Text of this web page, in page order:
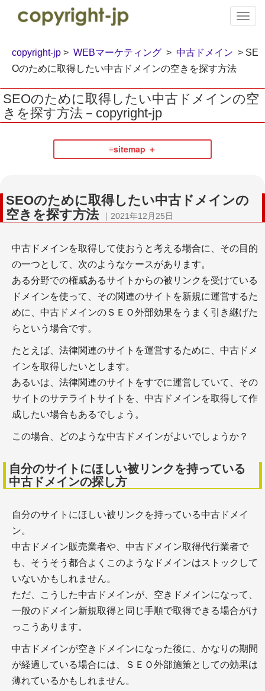
T
o
g
n
a
i
n
copyright-jp > WEBマーケティング > 中古ドメイン > SE
Oのために取得したい中古ドメインの空きを探す方法
SEOのために取得したい中古ドメインの空
きを探す方法－copyright-jp
≡sitemap
＋コピペチェックツール
＋一般的なライティングの注意点
＋WEBライティングで守るべきポイント
コンテンツ編集
正・校閲までを解説
＋WEBメディア編集と外注の注意点
フリーランス
＋フリーランス実態調査
＋副業に確定申告は必要？
SEOのために取得したい中古ドメインの
空きを探す方法
｜2021年12月25日
中古ドメインを取得して使おうと考える場合に、その目的
の一つとして、次のようなケースがあります。
ある分野での権威あるサイトからの被リンクを受けている
ドメインを使って、その関連のサイトを新規に運営するた
めに、中古ドメインのＳＥＯ外部効果をうまく引き継げた
らという場合です。
たとえば、法律関連のサイトを運営するために、中古ドメ
インを取得したいとします。
あるいは、法律関連のサイトをすでに運営していて、その
サイトのサテライトサイトを、中古ドメインを取得して作
成したい場合もあるでしょう。
この場合、どのような中古ドメインがよいでしょうか？
自分のサイトにほしい被リンクを持っている
中古ドメインの探し方
自分のサイトにほしい被リンクを持っている中古ドメイ
ン。
中古ドメイン販売業者や、中古ドメイン取得代行業者で
も、そうそう都合よくこのようなドメインはストックして
いないかもしれません。
ただ、こうした中古ドメインが、空きドメインになって、
一般のドメイン新規取得と同じ手順で取得できる場合がけ
っこうあります。
中古ドメインが空きドメインになった後に、かなりの期間
が経過している場合には、ＳＥＯ外部施策としての効果は
薄れているかもしれません。